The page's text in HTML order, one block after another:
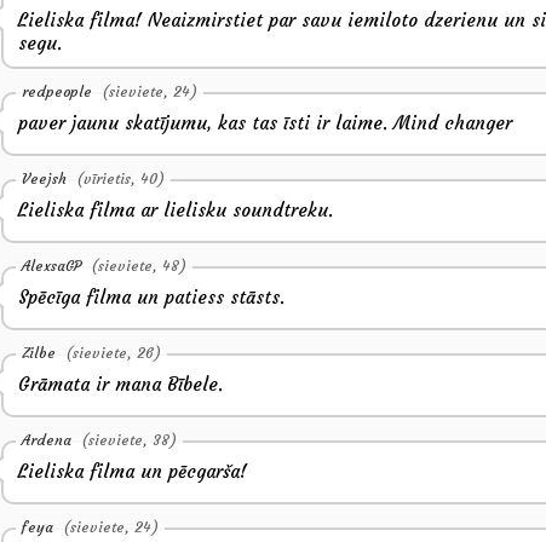
Lieliska filma! Neaizmirstiet par savu iemiloto dzerienu un
segu.
redpeople (sieviete, 24)
paver jaunu skatījumu, kas tas īsti ir laime. Mind changer
Veejsh (vīrietis, 40)
Lieliska filma ar lielisku soundtreku.
AlexsaGP (sieviete, 48)
Spēcīga filma un patiess stāsts.
Zilbe (sieviete, 26)
Grāmata ir mana Bībele.
Ardena (sieviete, 38)
Lieliska filma un pēcgarša!
feya (sieviete, 24)